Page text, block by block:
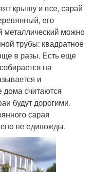
крышу и все, сарай
его
металлический можно
трубы: квадратное
в разы. Есть еще
на
и
дома считаются
будут дорогими.
сарая
не единожды.